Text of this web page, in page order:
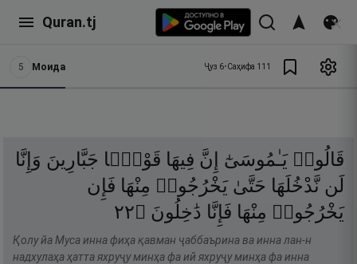
Quran.tj
5 Моида Ҷуз 6•Саҳифа 111
قَالُوا۟ يَـٰمُوسَىٰٓ إِنَّ فِيهَا قَوْمًۭا جَبَّارِينَ وَإِنَّا
لَن نَّدْخُلَهَا حَتَّىٰ يَخْرُجُوا۟ مِنْهَا فَإِن
يَخْرُجُوا۟ مِنْهَا فَإِنَّا دَٰخِلُونَ ۝٢٢
Қолу йа Муса инна фиҳа қавман ҷаббаърина ва инна лан-н
надхулаҳа ҳатта яхруҷу минҳа фа ий яхруҷу минҳа фа инна